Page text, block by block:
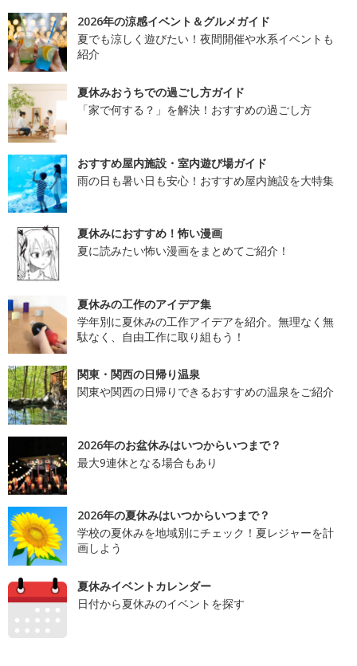
2026年の涼感イベント＆グルメガイド
夏でも涼しく遊びたい！夜間開催や水系イベントも
紹介
夏休みおうちでの過ごし方ガイド
「家で何する？」を解決！おすすめの過ごし方
おすすめ屋内施設・室内遊び場ガイド
雨の日も暑い日も安心！おすすめ屋内施設を大特集
夏休みにおすすめ！怖い漫画
夏に読みたい怖い漫画をまとめてご紹介！
夏休みの工作のアイデア集
学年別に夏休みの工作アイデアを紹介。無理なく無
駄なく、自由工作に取り組もう！
関東・関西の日帰り温泉
関東や関西の日帰りできるおすすめの温泉をご紹介
2026年のお盆休みはいつからいつまで？
最大9連休となる場合もあり
2026年の夏休みはいつからいつまで？
学校の夏休みを地域別にチェック！夏レジャーを計
画しよう
夏休みイベントカレンダー
日付から夏休みのイベントを探す